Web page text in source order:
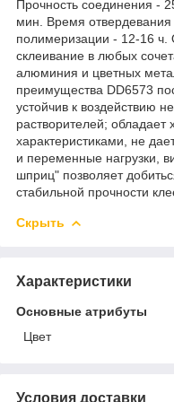
Прочность соединения -
мин. Время
полимеризации - 12-16 ч.
склеивание в любых
алюминия и цветных
преимущества DD6573
устойчив к воздействию
растворителей;
характеристиками, не
и переменные нагрузки,
шприц" позволяет
стабильной прочности
Скрыть
Характеристики
Основные атрибуты
Цвет
Условия доставки